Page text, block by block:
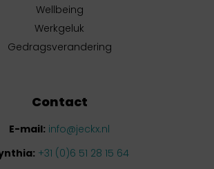
Wellbeing
Werkgeluk
Gedragsverandering
Contact
E-mail: info@jeckx.nl
+31 (0)6 51 28 15 64